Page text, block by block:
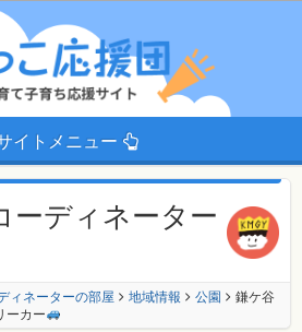
イトメニュー
ーディネーター
ィネーターの部屋 地域情報 公園
鎌ケ谷
ーカー